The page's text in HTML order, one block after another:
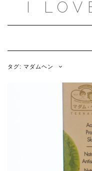
I
タグ: マダムヘン